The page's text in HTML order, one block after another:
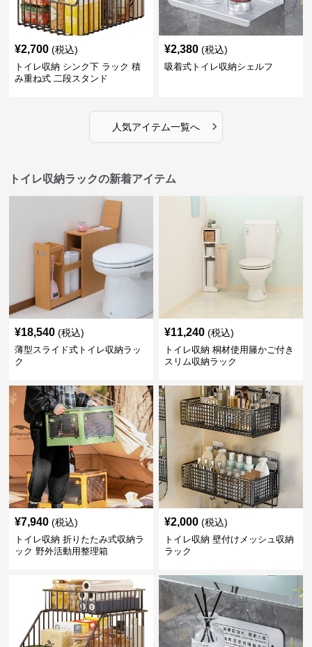
¥2,700 (税込)
トイレ収納 シンク下 ラック 積
み重ね式 二段スタンド
¥2,380 (税込)
吸着式トイレ収納シェルフ
人気アイテム一覧へ ›
トイレ収納ラックの新着アイテム
¥18,540 (税込)
薄型スライド式トイレ収納ラッ
ク
¥11,240 (税込)
トイレ収納 桐材使用籐かご付き
スリム収納ラック
¥7,940 (税込)
トイレ収納 折りたたみ式収納ラ
ック 野外活動用整理箱
¥2,000 (税込)
トイレ収納 壁付けメッシュ収納
ラック